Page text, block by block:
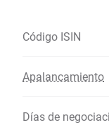
Código ISIN
Apalancamiento
Días de